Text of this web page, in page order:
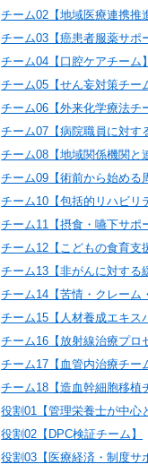
チーム02【地域医療連携推
チーム03【癌患者服薬サポ
チーム04【口腔ケアチーム】
チーム05【せん妄対策チー
チーム06【外来化学療法チ
チーム07【病院職員に対す
チーム08【地域関係機関と
チーム09【術前から始める
チーム10【包括的リハビリ
チーム11【摂食・嚥下サポ
チーム12【こどもの食育支
チーム13【非がんに対する
チーム14【苦情・クレーム
チーム15【人材養成エキス
チーム16【放射線治療プロ
チーム17【血管内治療チー
チーム18【造血幹細胞移植
役割01【管理栄養士が中心
役割02【DPC検証チーム】
役割03【医療経済・制度サ